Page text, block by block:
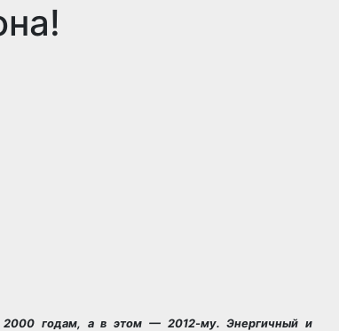
2000 годам, а в этом — 2012-му. Энергичный и